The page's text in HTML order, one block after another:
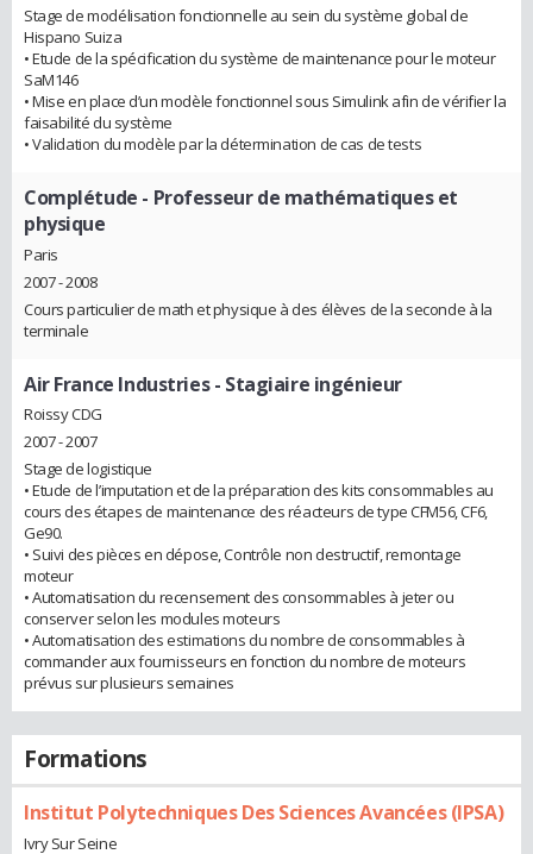
Stage de modélisation fonctionnelle au sein du système global de
Hispano Suiza
• Etude de la spécification du système de maintenance pour le moteur
SaM146
• Mise en place d’un modèle fonctionnel sous Simulink afin de vérifier la
faisabilité du système
• Validation du modèle par la détermination de cas de tests
Complétude - Professeur de mathématiques et
physique
Paris
2007 - 2008
Cours particulier de math et physique à des élèves de la seconde à la
terminale
Air France Industries- Stagiaire ingénieur
Roissy CDG
2007 - 2007
Stage de logistique
• Etude de l’imputation et de la préparation des kits consommables au
cours des étapes de maintenance des réacteurs de type CFM56, CF6,
Ge90.
• Suivi des pièces en dépose, Contrôle non destructif, remontage
moteur
• Automatisation du recensement des consommables à jeter ou
conserver selon les modules moteurs
• Automatisation des estimations du nombre de consommables à
commander aux fournisseurs en fonction du nombre de moteurs
prévus sur plusieurs semaines
Formations
Institut Polytechniques Des Sciences Avancées (IPSA)
Ivry Sur Seine